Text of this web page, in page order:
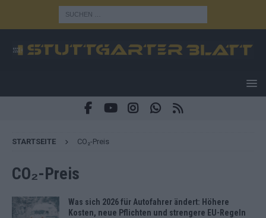
STARTSEITE CO₂-Preis
CO₂-Preis
Was sich 2026 für Autofahrer ändert: Höhere
Kosten, neue Pflichten und strengere EU-Regeln